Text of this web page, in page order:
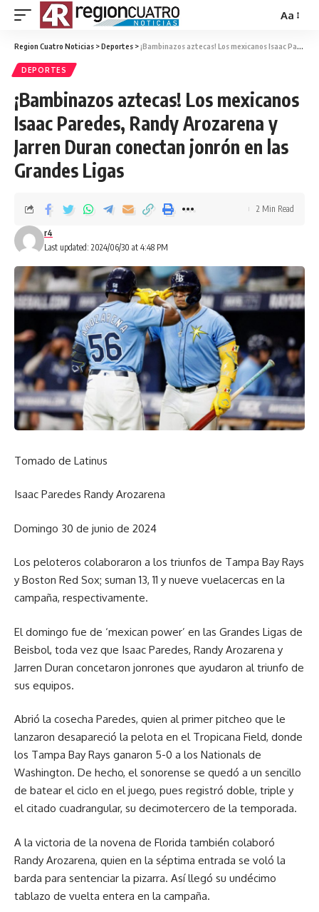
Aa
Region Cuatro Noticias >Deportes > ¡Bambinazos aztecas! Los mexicanos Isaac Paredes, Randy Arozarena y Jarren Duran conectan jonrón en las Grandes Ligas
DEPORTES
¡Bambinazos aztecas! Los mexicanos
Isaac Paredes, Randy Arozarena y
Jarren Duran conectan jonrón en las
Grandes Ligas
Last updated: 2024/06/30 at 4:48 PM
r4
2 Min Read
Tomado de Latinus
Isaac Paredes Randy Arozarena
Domingo 30 de junio de 2024
Los peloteros colaboraron a los triunfos de Tampa Bay Rays
y Boston Red Sox; suman 13, 11 y nueve vuelacercas en la
campaña, respectivamente.
El domingo fue de ‘mexican power’ en las Grandes Ligas de
Beisbol, toda vez que Isaac Paredes, Randy Arozarena y
Jarren Duran concetaron jonrones que ayudaron al triunfo de
sus equipos.
Abrió la cosecha Paredes, quien al primer pitcheo que le
lanzaron desapareció la pelota en el Tropicana Field, donde
los Tampa Bay Rays ganaron 5-0 a los Nationals de
Washington. De hecho, el sonorense se quedó a un sencillo
de batear el ciclo en el juego, pues registró doble, triple y
el citado cuadrangular, su decimotercero de la temporada.
A la victoria de la novena de Florida también colaboró
Randy Arozarena, quien en la séptima entrada se voló la
barda para sentenciar la pizarra. Así llegó su undécimo
tablazo de vuelta entera en la campaña.